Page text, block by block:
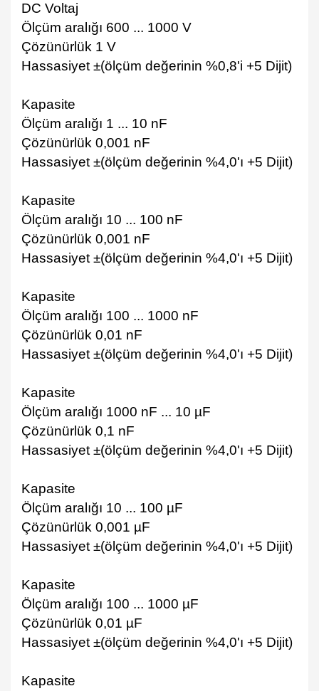
DC Voltaj
Ölçüm aralığı 600 ... 1000 V
Çözünürlük 1 V
Hassasiyet ±(ölçüm değerinin %0,8'i +5 Dijit)
Kapasite
Ölçüm aralığı 1 ... 10 nF
Çözünürlük 0,001 nF
Hassasiyet ±(ölçüm değerinin %4,0'ı +5 Dijit)
Kapasite
Ölçüm aralığı 10 ... 100 nF
Çözünürlük 0,001 nF
Hassasiyet ±(ölçüm değerinin %4,0'ı +5 Dijit)
Kapasite
Ölçüm aralığı 100 ... 1000 nF
Çözünürlük 0,01 nF
Hassasiyet ±(ölçüm değerinin %4,0'ı +5 Dijit)
Kapasite
Ölçüm aralığı 1000 nF ... 10 µF
Çözünürlük 0,1 nF
Hassasiyet ±(ölçüm değerinin %4,0'ı +5 Dijit)
Kapasite
Ölçüm aralığı 10 ... 100 µF
Çözünürlük 0,001 µF
Hassasiyet ±(ölçüm değerinin %4,0'ı +5 Dijit)
Kapasite
Ölçüm aralığı 100 ... 1000 µF
Çözünürlük 0,01 µF
Hassasiyet ±(ölçüm değerinin %4,0'ı +5 Dijit)
Kapasite